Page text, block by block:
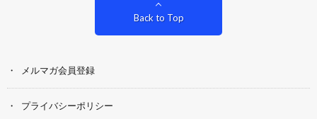
Back to Top
メルマガ会員登録
プライバシーポリシー